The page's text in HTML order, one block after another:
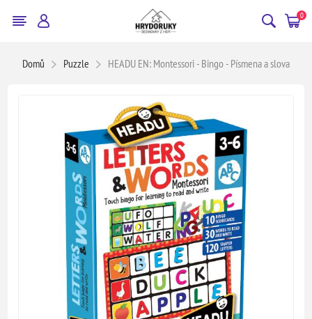
0
Domů Puzzle HEADU EN: Montessori - Bingo - Písmena a slova